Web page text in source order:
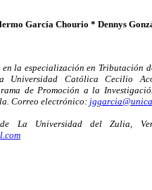
García Chourio * Dennys
en la especialización en Tributación
Católica Cecilio
de Promoción a la
Correo electrónico:
La Universidad del Zulia,